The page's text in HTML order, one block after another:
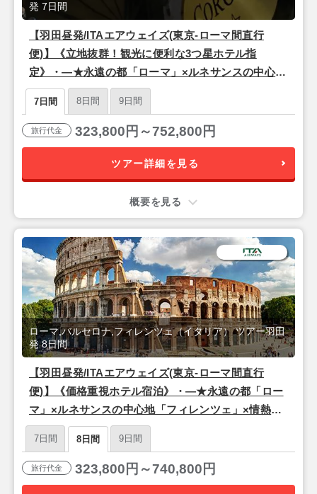
【羽田昼発/ITAエアウェイズ(東京-ローマ間直行
便)】《立地抜群！観光に便利な3つ星ホテル指
定》・―★永遠の都「ローマ」×ルネサンスの中心地
「フィレンツェ」×情熱の街「バルセロナ」★―・7
日間
発 7日間
7日間 8日間 9日間
旅行代金 323,800円～752,800円
ツアー詳細を見る
概要を見る
【羽田昼発/ITAエアウェイズ(東京-ローマ間直行
便)】《価格重視ホテル宿泊》・―★永遠の都「ロー
マ」×ルネサンスの中心地「フィレンツェ」×情熱の
街「バルセロナ」★―・8日間
ローマ,バルセロナ,フィレンツェ（イタリア） ツアー羽田
発 8日間
7日間 8日間 9日間
旅行代金 323,800円～740,800円